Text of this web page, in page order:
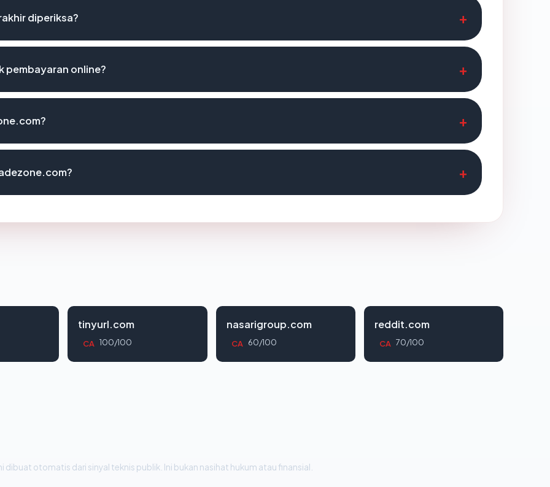
diperiksa?
pembayaran online?
tinyurl.com
CA 100/100
nasarigroup.com
CA 60/100
reddit.com
CA 70/100
dibuat otomatis dari sinyal teknis publik. Ini bukan nasihat hukum atau finansial.